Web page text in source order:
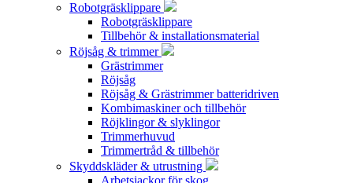
Robotgräsklippare
Robotgräsklippare
Tillbehör & installationsmaterial
Röjsåg & trimmer
Grästrimmer
Röjsåg
Röjsåg & Grästrimmer batteridriven
Kombimaskiner och tillbehör
Röjklingor & slyklingor
Trimmerhuvud
Trimmertråd & tillbehör
Skyddskläder & utrustning
Arbetsjackor för skog